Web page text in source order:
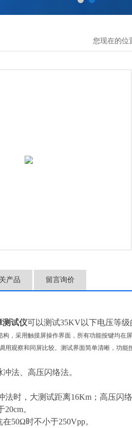
您现在的位
产品 留言询价
测试仪可以测试35KV以下电压等
构，采用触摸屏操作界面，所有功能按键均在
用观察和同屏比较。测试界面简单清晰，功能
法、高压闪络法。
法时，大测试距离16Km；高压闪
。
50Ω时不小于250Vpp。